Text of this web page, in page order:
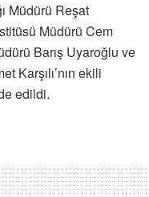
Müdürü Reşat
Müdürü Cem
Barış Uyaroğlu ve
Karşılı’nın ekili
edildi.